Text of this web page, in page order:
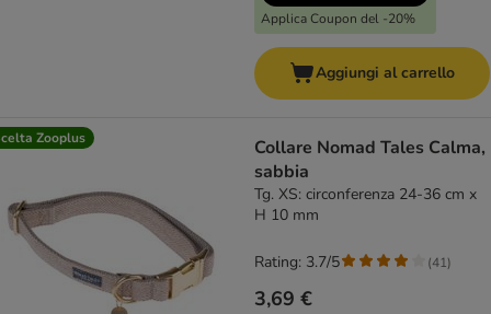
Applica Coupon del -20%
Aggiungi al carrello
Zooplus
Collare Nomad Tales Calma,
sabbia
Tg. XS: circonferenza 24-36 cm x
H 10 mm
3,69 €
Rating: 3.7/5 (41)